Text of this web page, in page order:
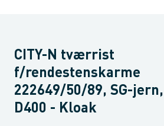
CITY-N tværrist
f/rendestenskarme
222649/50/89, SG-jern,
D400 - Kloak